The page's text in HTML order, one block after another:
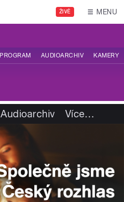
ŽIVĚ MENU
PROGRAM AUDIOARCHIV KAMERY
Audioarchiv Více…